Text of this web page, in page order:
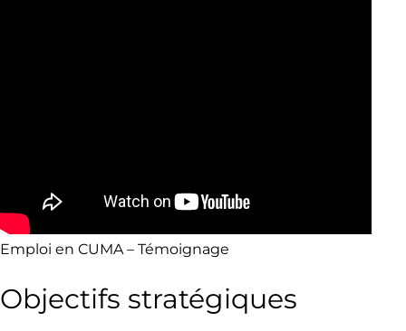
Emploi en CUMA – Témoignage
Objectifs stratégiques